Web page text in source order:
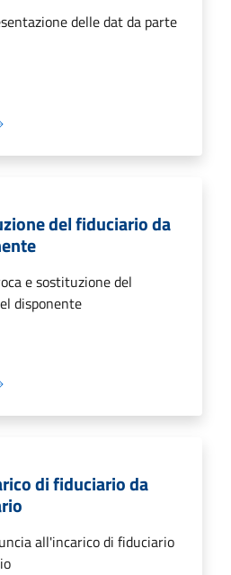
delle dat da parte
del fiduciario da
e sostituzione del
disponente
di fiduciario da
all'incarico di fiduciario